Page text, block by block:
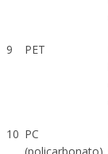
9 PET
10 PC